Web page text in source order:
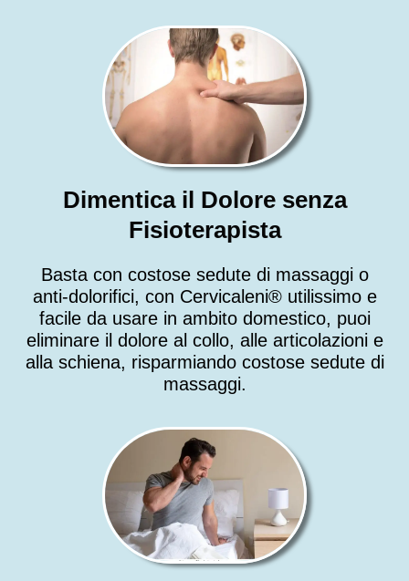
Dimentica il Dolore senza
Fisioterapista
Basta con costose sedute di massaggi o
anti-dolorifici, con Cervicaleni® utilissimo e
facile da usare in ambito domestico, puoi
eliminare il dolore al collo, alle articolazioni e
alla schiena, risparmiando costose sedute di
massaggi.